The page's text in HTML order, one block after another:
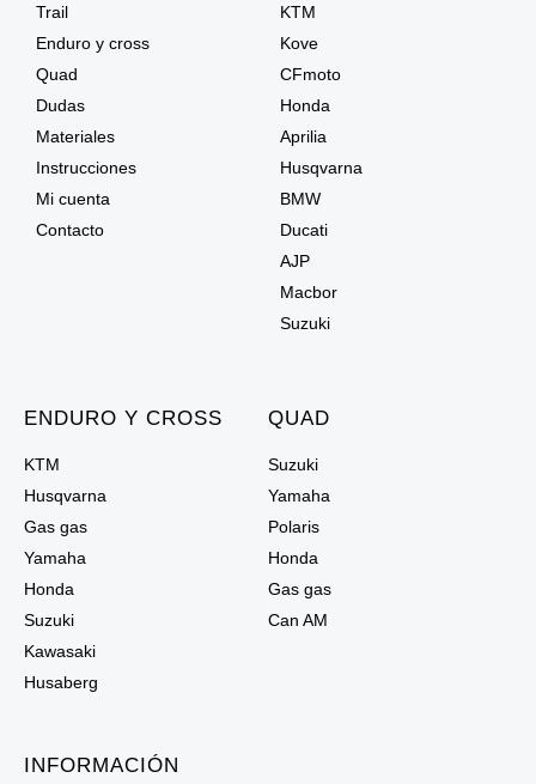
Trail
Enduro y cross
Quad
Dudas
Materiales
Instrucciones
Mi cuenta
Contacto
KTM
Kove
CFmoto
Honda
Aprilia
Husqvarna
BMW
Ducati
AJP
Macbor
Suzuki
ENDURO Y CROSS
KTM
Husqvarna
Gas gas
Yamaha
Honda
Suzuki
Kawasaki
Husaberg
QUAD
Suzuki
Yamaha
Polaris
Honda
Gas gas
Can AM
INFORMACIÓN